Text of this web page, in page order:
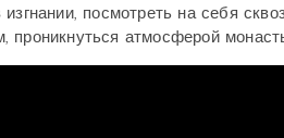
посмотреть на себя
проникнуться атмосферой